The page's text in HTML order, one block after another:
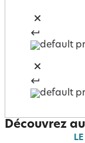
Découvrez